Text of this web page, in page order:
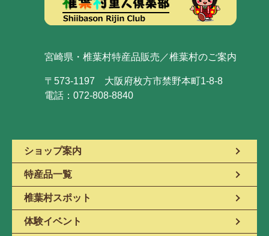
宮崎県・椎葉村特産品販売／椎葉村のご案内
〒573-1197 大阪府枚方市禁野本町1-8-8
電話：072-808-8840
ショップ案内
特産品一覧
椎葉村スポット
体験イベント